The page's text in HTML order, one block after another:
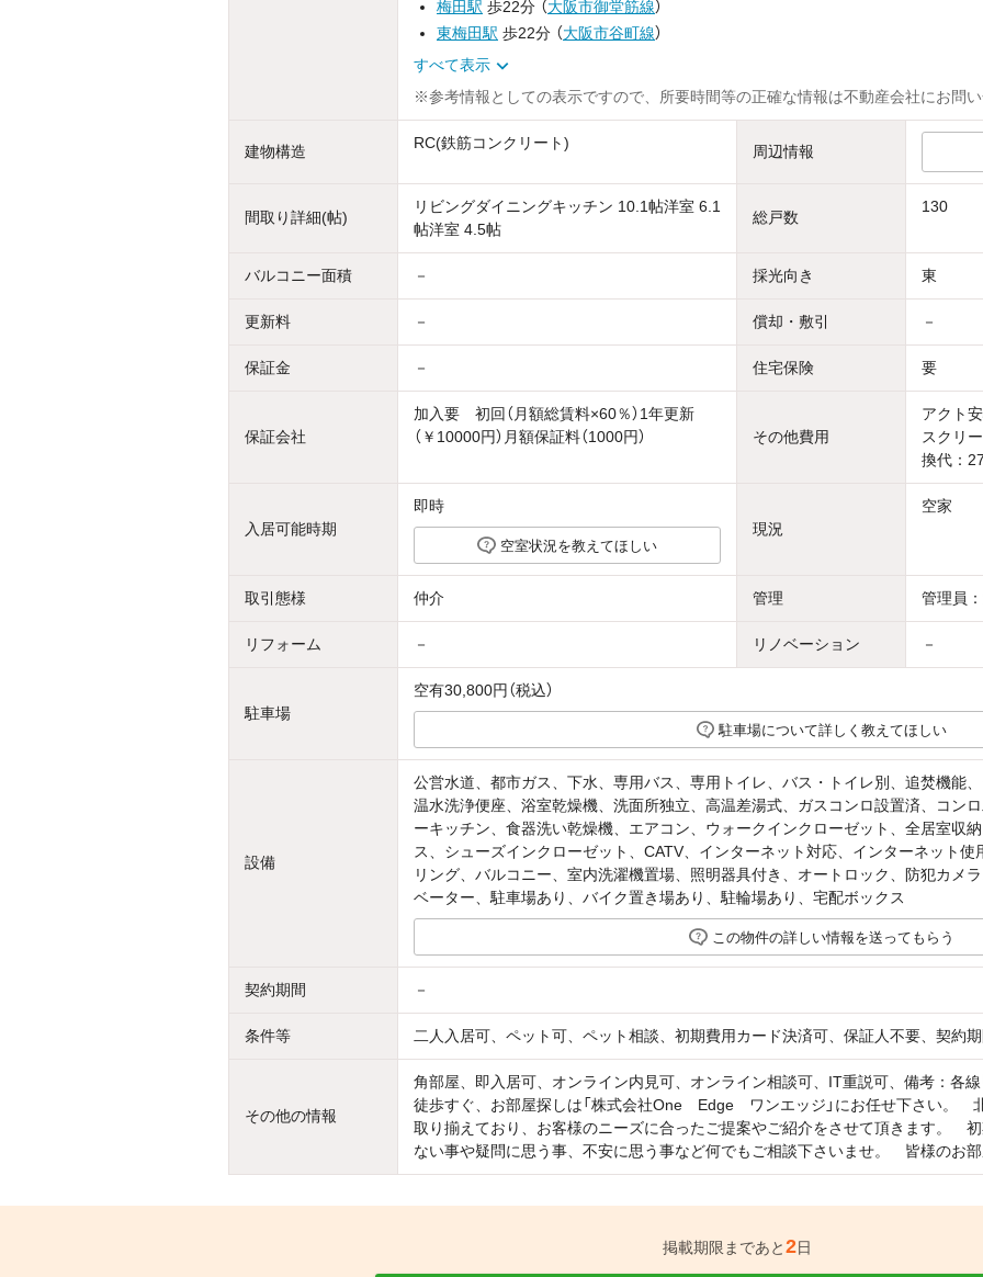
梅田駅 歩22分 （大阪市御堂筋線）
東梅田駅 歩22分 （大阪市谷町線）
すべて表示
※参考情報としての表示ですので、所要時間等の正確な情報は不動産会社にお問い
建物構造 RC(鉄筋コンクリート) 周辺情報
間取り詳細(帖)
リビングダイニングキッチン 10.1帖洋室 6.1
帖洋室 4.5帖
総戸数
130
バルコニー面積 － 採光向き 東
更新料 － 償却・敷引 －
保証金 － 住宅保険 要
保証会社
加入要 初回（月額総賃料×60％）1年更新
（￥10000円）月額保証料（1000円）
その他費用
アクト
スクリ
換代：
入居可能時期
即時
空室状況を教えてほしい
現況
空家
取引態様 仲介 管理 管理員
リフォーム － リノベーション －
駐車場
空有30,800円（税込）
駐車場について詳しく教えてほしい
設備
公営水道、都市ガス、下水、専用バス、専用トイレ、バス・トイレ別、追焚機能
温水洗浄便座、浴室乾燥機、洗面所独立、高温差湯式、ガスコンロ設置済、コン
ーキッチン、食器洗い乾燥機、エアコン、ウォークインクローゼット、全居室収
ス、シューズインクローゼット、CATV、インターネット対応、インターネット
リング、バルコニー、室内洗濯機置場、照明器具付き、オートロック、防犯カメ
ベーター、駐車場あり、バイク置き場あり、駐輪場あり、宅配ボックス
この物件の詳しい情報を送ってもらう
契約期間 －
条件等 二人入居可、ペット可、ペット相談、初期費用カード決済可、保証人不要、契約
その他の情報
角部屋、即入居可、オンライン内見可、オンライン相談可、IT重説可、備考：各線「
徒歩すぐ、お部屋探しは「株式会社One Edge ワンエッジ」にお任せ下さい。
取り揃えており、お客様のニーズに合ったご提案やご紹介をさせて頂きます。
ない事や疑問に思う事、不安に思う事など何でもご相談下さいませ。 皆様のお部
掲載期限まであと2日